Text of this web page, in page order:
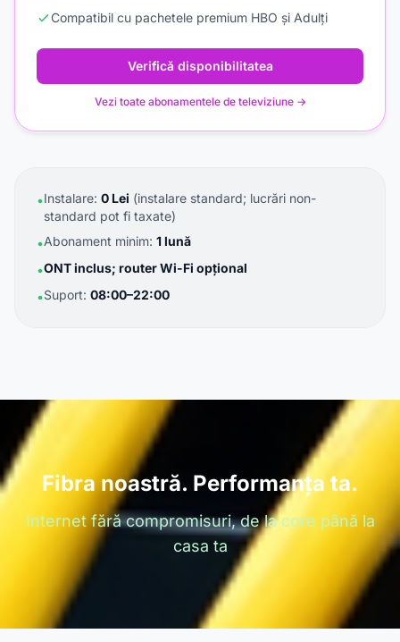
Compatibil cu pachetele premium HBO și Adulți
Verifică disponibilitatea
Vezi toate abonamentele de televiziune →
•Instalare: 0 Lei (instalare standard; lucrări non-
standard pot fi taxate)
•Abonament minim: 1 lună
•ONT inclus; router Wi-Fi opțional
•Suport: 08:00–22:00
Fibra noastră. Performanța ta.
Internet fără compromisuri, de la core până la
casa ta